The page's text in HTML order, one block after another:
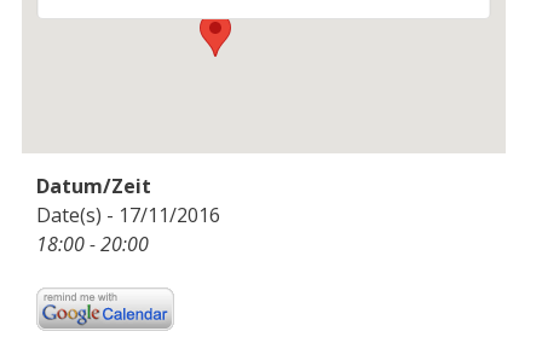
Datum/Zeit
Date(s) - 17/11/2016
18:00 - 20:00